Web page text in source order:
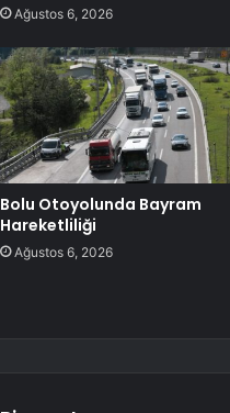
Ağustos 6, 2026
Bolu Otoyolunda Bayram
Hareketliliği
Ağustos 6, 2026